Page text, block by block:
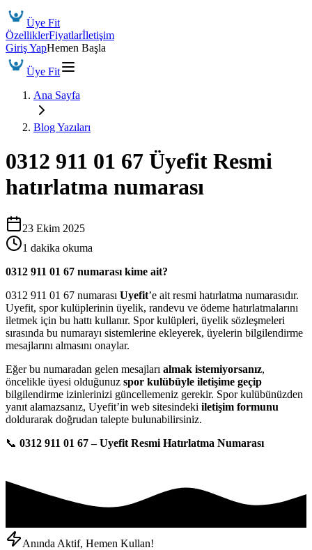
Üye Fit
ÖzelliklerFiyatlarİletişim
Giriş YapHemen Başla
Üye Fit
Ana Sayfa
Blog Yazıları
0312 911 01 67 Üyefit Resmi
hatırlatma numarası
23 Ekim 2025
1 dakika okuma
0312 911 01 67 numarası kime ait?
0312 911 01 67 numarası Uyefit’e ait resmi hatırlatma numarasıdır.
Uyefit, spor kulüplerinin üyelik, randevu ve ödeme hatırlatmalarını
iletmek için bu hattı kullanır. Spor kulüpleri, üyelik sözleşmeleri
sırasında bu numarayı sistemlerine ekleyerek, üyelerin bilgilendirme
mesajlarını almasını onaylar.
Eğer bu numaradan gelen mesajları almak istemiyorsanız,
öncelikle üyesi olduğunuz spor kulübüyle iletişime geçip
bilgilendirme izinlerinizi güncellemeniz gerekir. Spor kulübünüzden
yanıt alamazsanız, Uyefit’in web sitesindeki iletişim formunu
doldurarak doğrudan talepte bulunabilirsiniz.
📞 0312 911 01 67 – Uyefit Resmi Hatırlatma Numarası
Anında Aktif, Hemen Kullan!